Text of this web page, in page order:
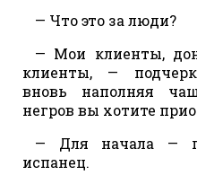
— Что это за люди?
— Мои клиенты,
клиенты, —
вновь наполняя
негров вы хотите
— Для начала —
испанец.